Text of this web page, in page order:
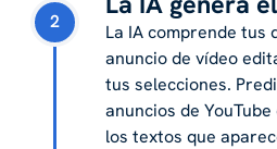
2
La IA comprende tus
anuncio de vídeo
tus selecciones.
anuncios de
los textos que